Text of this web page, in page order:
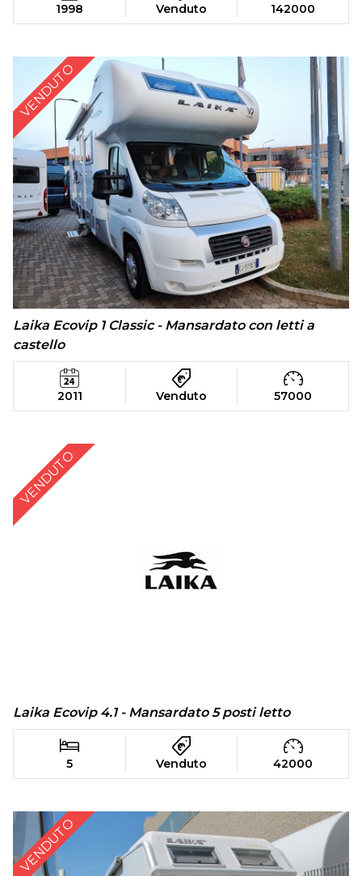
1998 Venduto 142000
VENDUTO
Laika Ecovip 1 Classic - Mansardato con letti a
castello
2011 Venduto 57000
VENDUTO
Laika Ecovip 4.1 - Mansardato 5 posti letto
5 Venduto 42000
VENDUTO